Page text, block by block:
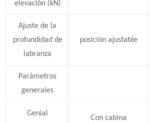
elevación (kN)
Ajuste de la
profundidad de
labranza
posición ajustable
Parámetros
generales
Genial
Con cabina